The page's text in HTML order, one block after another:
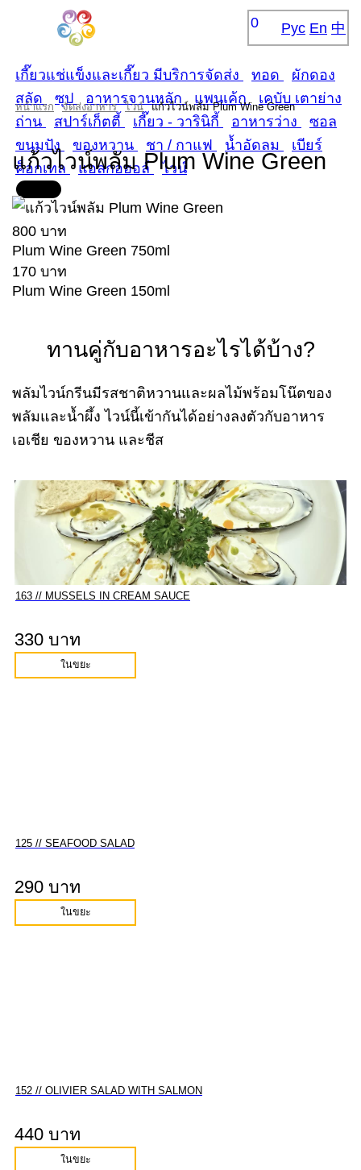
0 Рус En 中
เกี๊ยวแช่แข็งและเกี๊ยว มีบริการจัดส่ง ทอด
ผักดอง
สลัด
ซุป อาหารจานหลัก แพนเค้ก เคบับ เตาย่าง
ถ่าน
สปาร์เก็ตตี้ เกี๊ยว - วารินิกี้ อาหารว่าง
ซอล
ขนมปัง
ของหวาน ชา / กาแฟ น้ำอัดลม
เบียร์
ค็อกเทล
แอลกอฮอล์ ไวน์
หน้าแรก จัดส่งอาหาร ไวน์ แก้วไวน์พลัม Plum Wine Green
แก้วไวน์พลัม Plum Wine Green
800 บาท
Plum Wine Green 750ml
170 บาท
Plum Wine Green 150ml
ทานคู่กับอาหารอะไรได้บ้าง?
พลัมไวน์กรีนมีรสชาติหวานและผลไม้พร้อมโน๊ตของ
พลัมและน้ำผึ้ง ไวน์นี้เข้ากันได้อย่างลงตัวกับอาหาร
เอเชีย ของหวาน และชีส
163 // MUSSELS IN CREAM SAUCE
330 บาท
ในขยะ
125 // SEAFOOD SALAD
290 บาท
ในขยะ
152 // OLIVIER SALAD WITH SALMON
440 บาท
ในขยะ